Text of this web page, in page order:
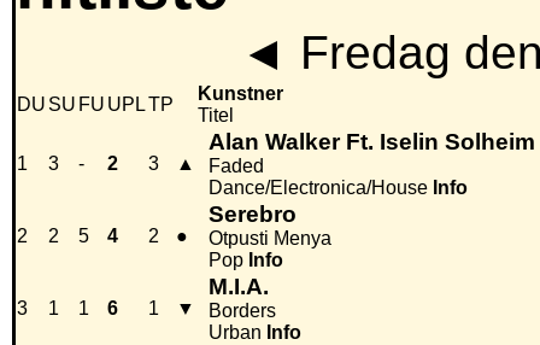
◄ Fredag
DU SU FU UPLTP
Kunstner
Titel
1 3 - 2 3 ▲
Alan Walker Ft. Iselin Solheim
Faded
Dance/Electronica/House Info
2 2 5 4 2 ●
Serebro
Otpusti Menya
Pop Info
3 1 1 6 1 ▼
M.I.A.
Borders
Urban Info